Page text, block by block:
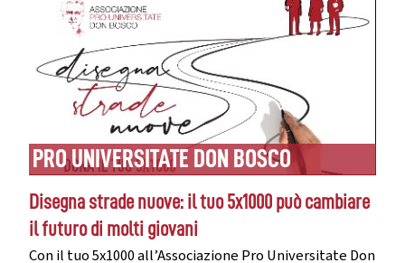
PRO UNIVERSITATE DON BOSCO
Disegna strade nuove: il tuo 5x1000 può cambiare
il futuro di molti giovani
Con il tuo 5x1000 all’Associazione Pro Universitate Don